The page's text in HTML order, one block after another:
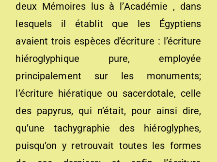
deux Mémoires lus à l’Académie , dans
lesquels il établit que les Égyptiens
avaient trois espèces d’écriture : l’écriture
hiéroglyphique pure, employée
principalement sur les monuments;
l’écriture hiératique ou sacerdotale, celle
des papyrus, qui n’était, pour ainsi dire,
qu’une tachygraphie des hiéroglyphes,
puisqu’on y retrouvait toutes les formes